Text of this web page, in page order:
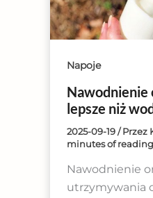
Napoje
Nawodnienie
lepsze niż
2025-09-19/ Przez
minutes of reading
Nawodnienie
utrzymywania